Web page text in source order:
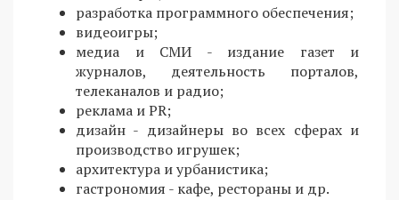
разработка программного обеспечения;
видеоигры;
медиа и СМИ - издание газет и
журналов, деятельность порталов,
телеканалов и радио;
реклама и PR;
дизайн - дизайнеры во всех сферах и
производство игрушек;
архитектура и урбанистика;
гастрономия - кафе, рестораны и др.